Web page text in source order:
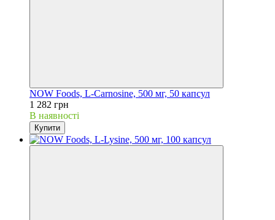
NOW Foods, L-Carnosine, 500 мг, 50 капсул
1 282 грн
В наявності
Купити